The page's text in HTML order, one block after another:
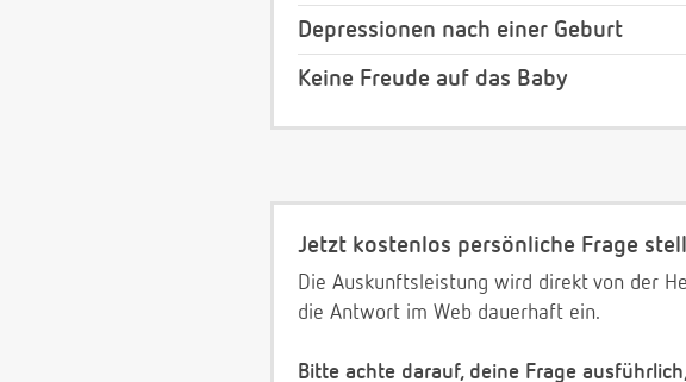
Depressionen nach einer Geburt
Keine Freude auf das Baby
Jetzt kostenlos persönliche Frage
Die Auskunftsleistung wird direkt von der
die Antwort im Web dauerhaft ein.
Bitte achte darauf, deine Frage